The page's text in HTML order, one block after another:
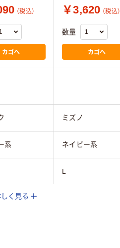
（税込）
カゴへ
￥3,620 （税込）
数量
カゴへ
ミズノ
系 ネイビー系
L
く見る